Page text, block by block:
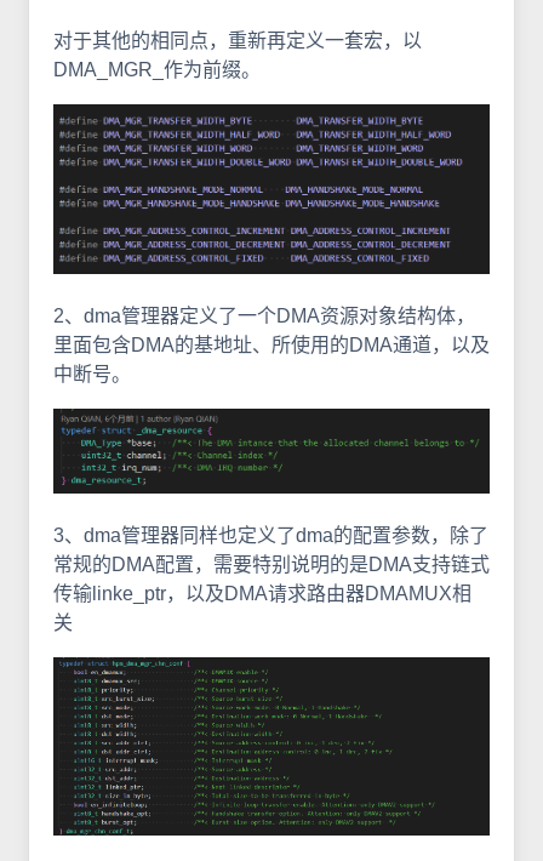
对于其他的相同点，重新再定义一套宏，以
DMA_MGR_作为前缀。
2、dma管理器定义了一个DMA资源对象结构体，
里面包含DMA的基地址、所使用的DMA通道，以及
中断号。
3、dma管理器同样也定义了dma的配置参数，除了
常规的DMA配置，需要特别说明的是DMA支持链式
传输linke_ptr，以及DMA请求路由器DMAMUX相
关